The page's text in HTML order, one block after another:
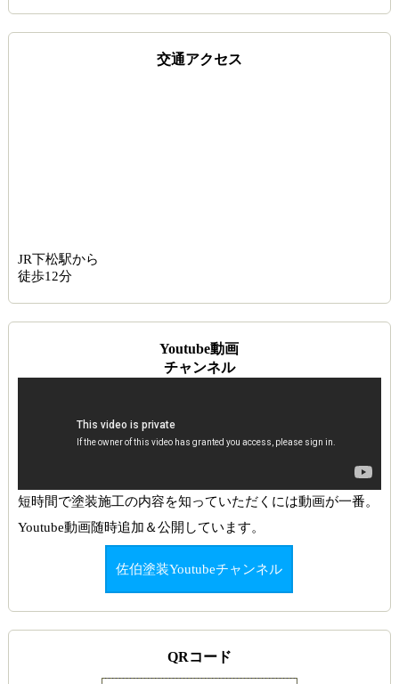
交通アクセス
JR下松駅から
徒歩12分
Youtube動画
チャンネル
短時間で塗装施工の内容を知っていただくには動画が一番。
Youtube動画随時追加＆公開しています。
佐伯塗装Youtubeチャンネル
QRコード